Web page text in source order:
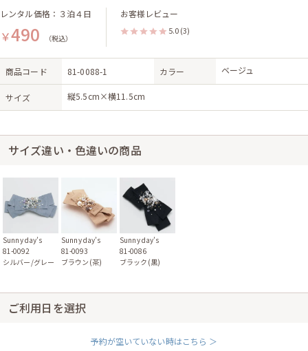
レンタル価格：３泊４日
￥490 （税込）
お客様レビュー
5.0 (3)
商品コード 81-0088-1 カラー ベージュ
サイズ 縦5.5cm×横11.5cm
サイズ違い・色違いの商品
Sunny day’s
81-0092
シルバー/グレー
Sunny day’s
81-0093
ブラウン(茶)
Sunny day’s
81-0086
ブラック(黒)
ご利用日を選択
予約が空いていない時はこちら ＞